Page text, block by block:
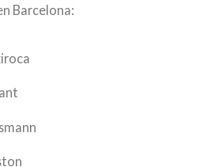
Barcelona: